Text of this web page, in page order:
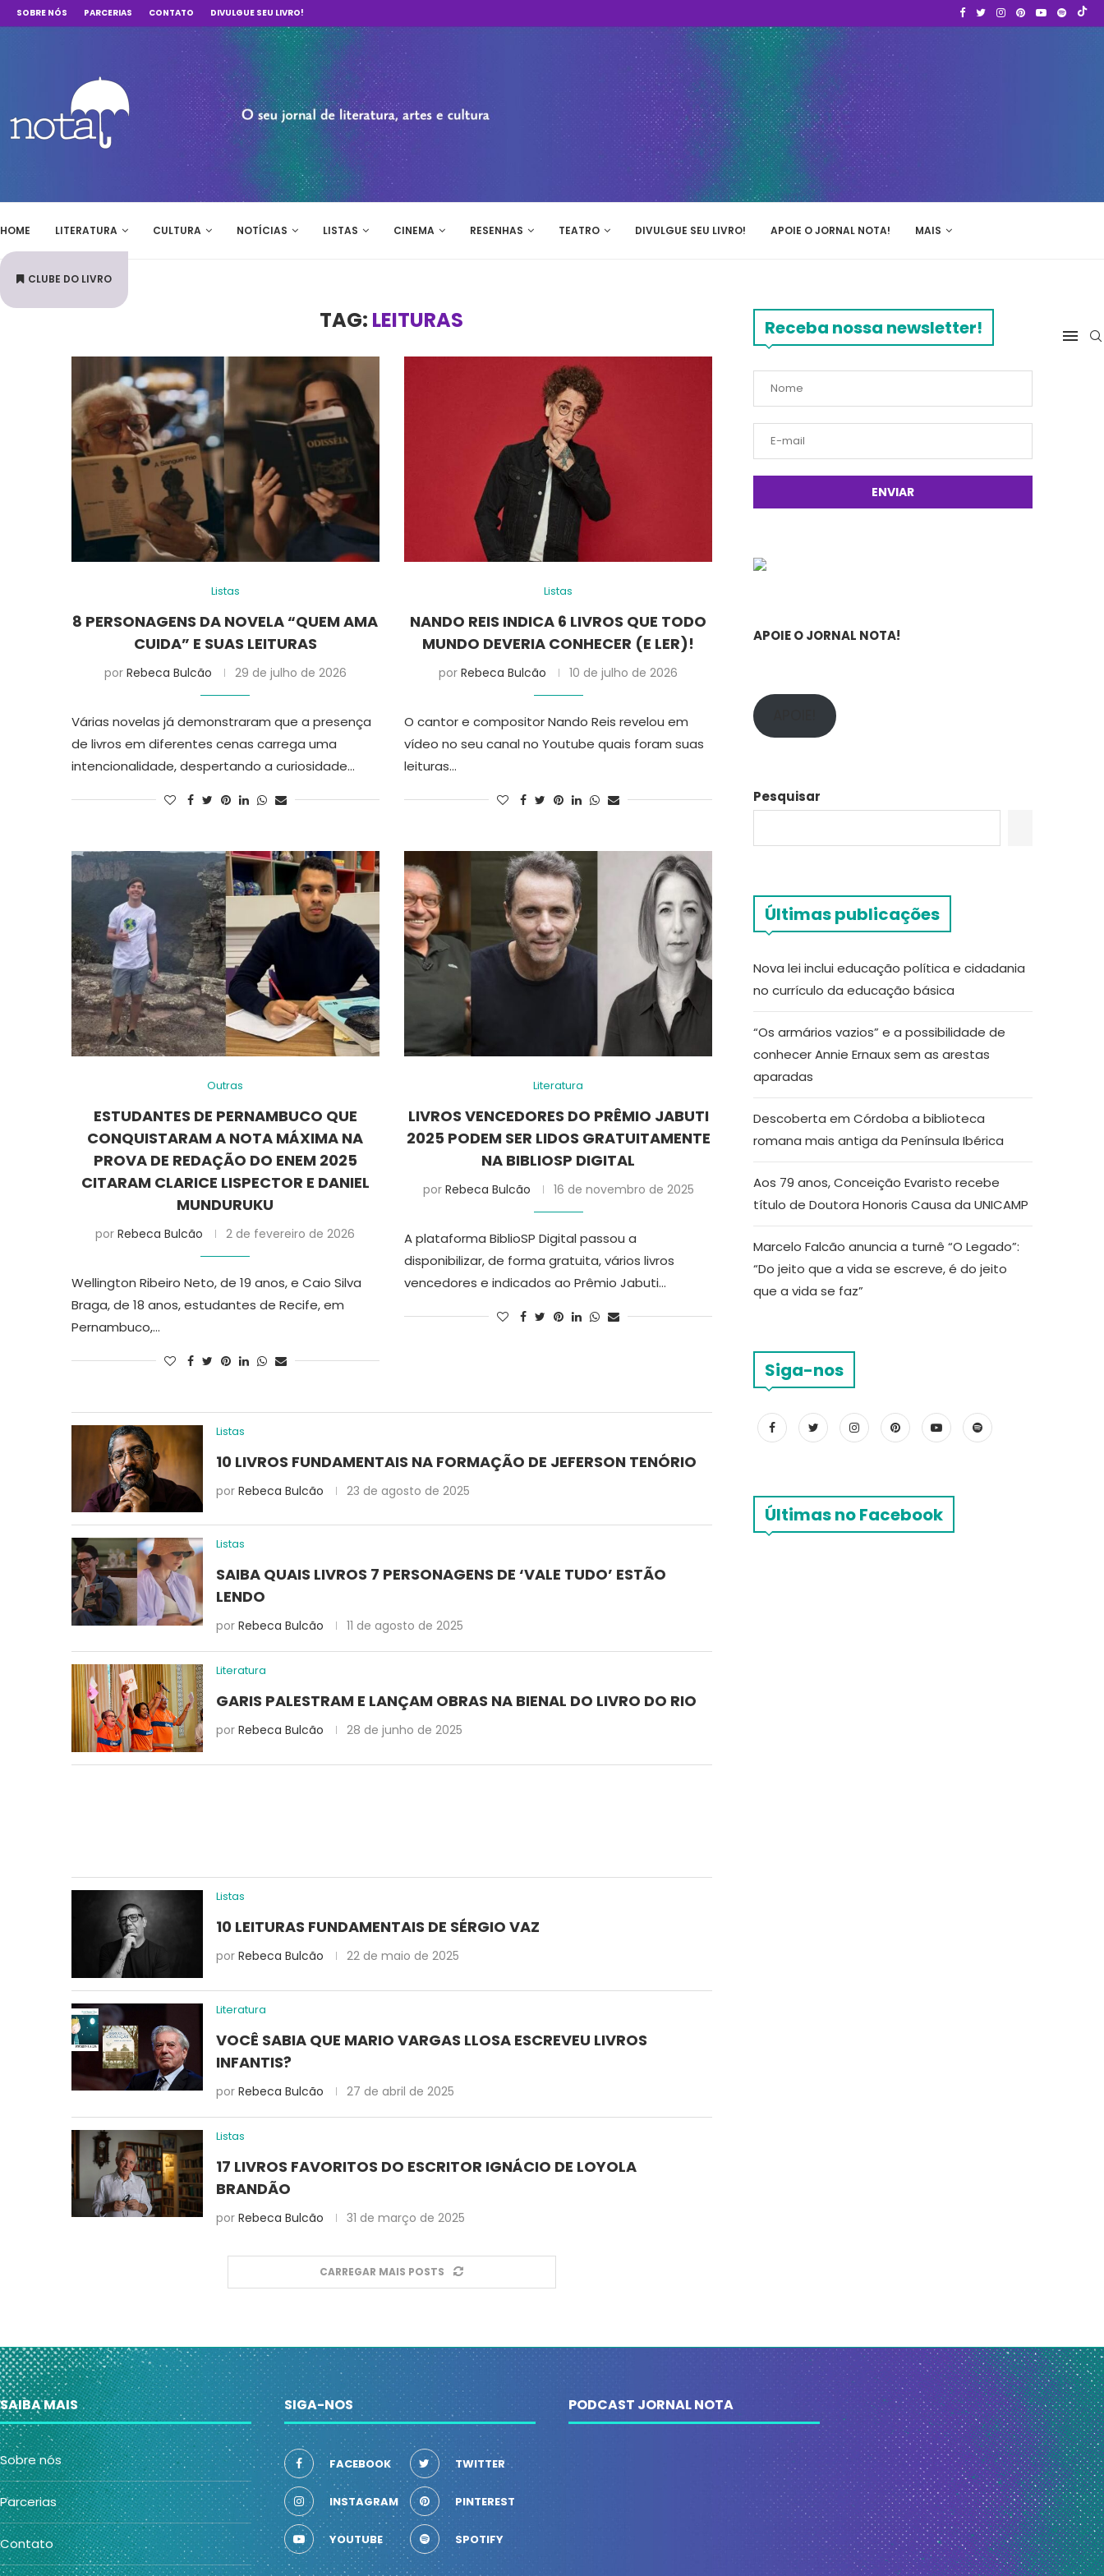
SOBRE NÓS PARCERIAS CONTATO DIVULGUE SEU LIVRO!
HOME LITERATURA CULTURA NOTÍCIAS LISTAS CINEMA RESENHAS TEATRO DIVULGUE SEU LIVRO! APOIE O JORNAL NOTA! MAIS
CLUBE DO LIVRO
TAG: LEITURAS
Listas
8 PERSONAGENS DA NOVELA “QUEM AMA
CUIDA” E SUAS LEITURAS
por Rebeca Bulcão 29 de julho de 2026
Várias novelas já demonstraram que a presença
de livros em diferentes cenas carrega uma
intencionalidade, despertando a curiosidade…
Listas
NANDO REIS INDICA 6 LIVROS QUE TODO
MUNDO DEVERIA CONHECER (E LER)!
porRebeca Bulcão 10 de julho de 2026
O cantor e compositor Nando Reis revelou em
vídeo no seu canal no Youtube quais foram suas
leituras…
Outras
ESTUDANTES DE PERNAMBUCO QUE
CONQUISTARAM A NOTA MÁXIMA NA
PROVA DE REDAÇÃO DO ENEM 2025
CITARAM CLARICE LISPECTOR E DANIEL
MUNDURUKU
porRebeca Bulcão 2 de fevereiro de 2026
Wellington Ribeiro Neto, de 19 anos, e Caio Silva
Braga, de 18 anos, estudantes de Recife, em
Pernambuco,…
Literatura
LIVROS VENCEDORES DO PRÊMIO JABUTI
2025 PODEM SER LIDOS GRATUITAMENTE
NA BIBLIOSP DIGITAL
por Rebeca Bulcão 16 de novembro de 2025
A plataforma BiblioSP Digital passou a
disponibilizar, de forma gratuita, vários livros
vencedores e indicados ao Prêmio Jabuti…
Listas
10 LIVROS FUNDAMENTAIS NA FORMAÇÃO DE JEFERSON TENÓRIO
por Rebeca Bulcão 23 de agosto de 2025
Listas
SAIBA QUAIS LIVROS 7 PERSONAGENS DE ‘VALE TUDO’ ESTÃO
LENDO
por Rebeca Bulcão 11 de agosto de 2025
Literatura
GARIS PALESTRAM E LANÇAM OBRAS NA BIENAL DO LIVRO DO RIO
por Rebeca Bulcão 28 de junho de 2025
Listas
10 LEITURAS FUNDAMENTAIS DE SÉRGIO VAZ
por Rebeca Bulcão 22 de maio de 2025
Literatura
VOCÊ SABIA QUE MARIO VARGAS LLOSA ESCREVEU LIVROS
INFANTIS?
por Rebeca Bulcão 27 de abril de 2025
Listas
17 LIVROS FAVORITOS DO ESCRITOR IGNÁCIO DE LOYOLA
BRANDÃO
por Rebeca Bulcão 31 de março de 2025
CARREGAR MAIS POSTS
Receba nossa newsletter!
APOIE O JORNAL NOTA!
Pesquisar
Últimas publicações
Nova lei inclui educação política e cidadania
no currículo da educação básica
“Os armários vazios” e a possibilidade de
conhecer Annie Ernaux sem as arestas
aparadas
Descoberta em Córdoba a biblioteca
romana mais antiga da Península Ibérica
Aos 79 anos, Conceição Evaristo recebe
título de Doutora Honoris Causa da UNICAMP
Marcelo Falcão anuncia a turnê “O Legado”:
“Do jeito que a vida se escreve, é do jeito
que a vida se faz”
Siga-nos
Últimas no Facebook
SAIBA MAIS
Sobre nós
Parcerias
Contato
SIGA-NOS
FACEBOOK TWITTER
INSTAGRAM PINTEREST
YOUTUBE SPOTIFY
PODCAST JORNAL NOTA